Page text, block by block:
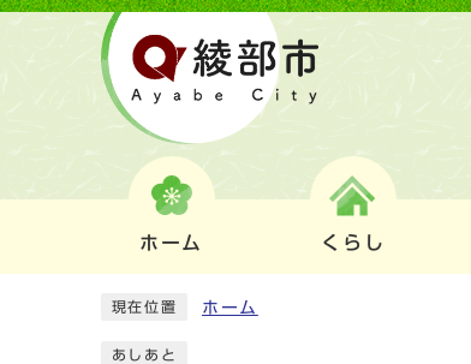
ホーム くらし
現在位置 ホーム
あしあと